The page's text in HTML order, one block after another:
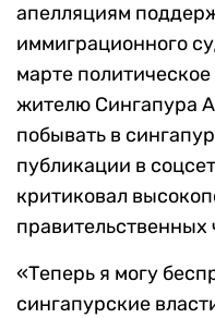
апелляциям
иммиграционного
марте
жителю Сингапура
побывать в
публикации в
критиковал
правительственных
«Теперь я могу
сингапурские